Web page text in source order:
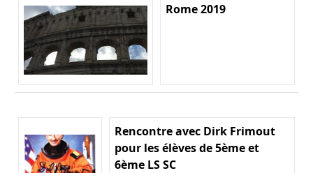
Rome 2019
Rencontre avec Dirk Frimout
pour les élèves de 5ème et
6ème LS SC